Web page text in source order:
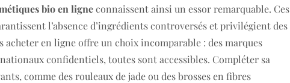
bio en ligneconnaissent ainsi un essor remarquable. Ces
l’absence d’ingrédients controversés et privilégient des
acheter en ligne offre un choix incomparable : des marques
confidentiels, toutes sont accessibles. Compléter sa
comme des rouleaux de jade ou des brosses en fibres